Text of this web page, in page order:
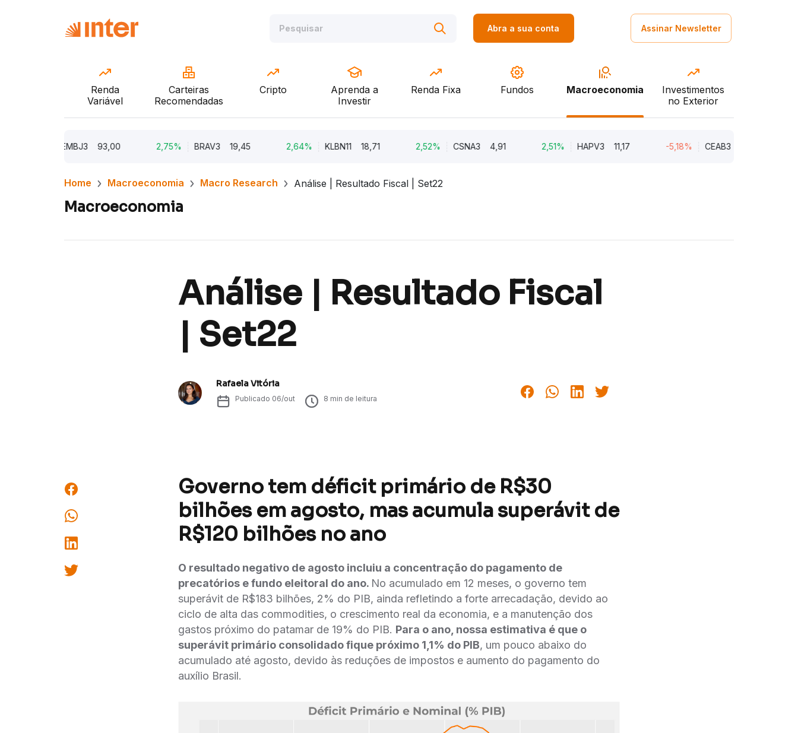
Abra a sua conta Assinar Newsletter
Renda
Variável
Carteiras
Recomendadas
Cripto
Aprenda a
Investir
Renda Fixa Fundos Macroeconomia
Investimentos
no Exterior
93,00 BRAV3 19,45 KLBN11 18,71 CSNA3 4,91 HAPV3 11,17 CEAB3 9,34
Home Macroeconomia Macro Research Análise | Resultado Fiscal | Set22
Macroeconomia
Análise | Resultado Fiscal
| Set22
Rafaela Vitória
Publicado 06/out 8 min de leitura
Governo tem déficit primário de R$30
bilhões em agosto, mas acumula superávit de
R$120 bilhões no ano
O resultado negativo de agosto incluiu a concentração do pagamento de
precatórios e fundo eleitoral do ano. No acumulado em 12 meses, o governo tem
superávit de R$183 bilhões, 2% do PIB, ainda refletindo a forte arrecadação, devido ao
ciclo de alta das commodities, o crescimento real da economia, e a manutenção dos
gastos próximo do patamar de 19% do PIB. Para o ano, nossa estimativa é que o
superávit primário consolidado fique próximo 1,1% do PIB, um pouco abaixo do
acumulado até agosto, devido às reduções de impostos e aumento do pagamento do
auxílio Brasil.